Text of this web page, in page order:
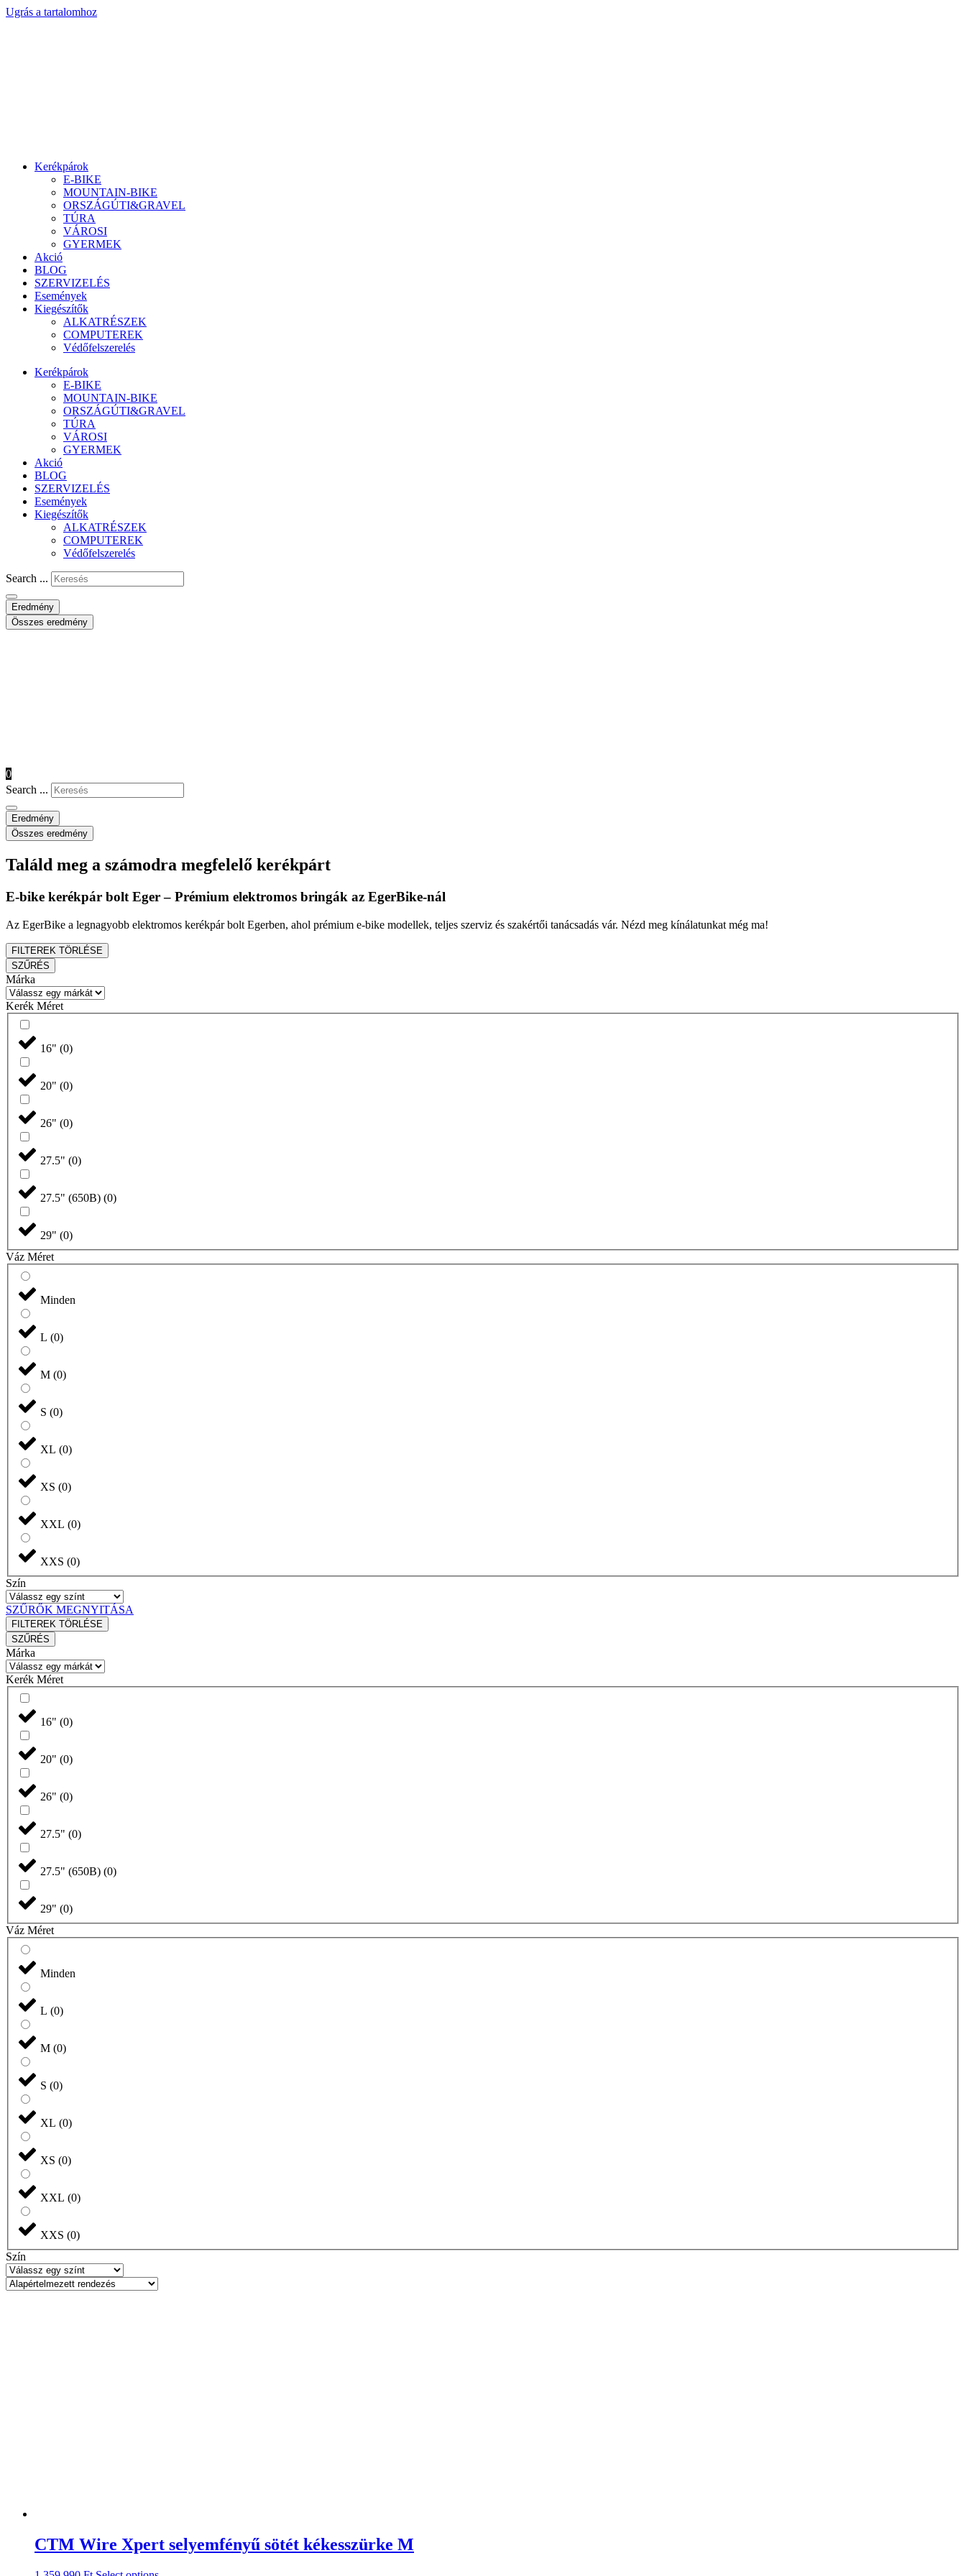
Ugrás a tartalomhoz
Kerékpárok
E-BIKE
MOUNTAIN-BIKE
ORSZÁGÚTI&GRAVEL
TÚRA
VÁROSI
GYERMEK
Akció
BLOG
SZERVIZELÉS
Események
Kiegészítők
ALKATRÉSZEK
COMPUTEREK
Védőfelszerelés
Kerékpárok
E-BIKE
MOUNTAIN-BIKE
ORSZÁGÚTI&GRAVEL
TÚRA
VÁROSI
GYERMEK
Akció
BLOG
SZERVIZELÉS
Események
Kiegészítők
ALKATRÉSZEK
COMPUTEREK
Védőfelszerelés
Search ...
Eredmény
Összes eredmény
0
Search ...
Eredmény
Összes eredmény
Találd meg a számodra megfelelő kerékpárt
E-bike kerékpár bolt Eger – Prémium elektromos bringák az EgerBike-nál
Az EgerBike a legnagyobb elektromos kerékpár bolt Egerben, ahol prémium e-bike modellek, teljes szerviz és szakértői tanácsadás vár. Nézd meg kínálatunkat még ma!
FILTEREK TÖRLÉSE
SZŰRÉS
Márka
Kerék Méret
16" (0)
20" (0)
26" (0)
27.5" (0)
27.5" (650B) (0)
29" (0)
Váz Méret
Minden
L (0)
M (0)
S (0)
XL (0)
XS (0)
XXL (0)
XXS (0)
Szín
SZŰRŐK MEGNYITÁSA
FILTEREK TÖRLÉSE
SZŰRÉS
Márka
Kerék Méret
16" (0)
20" (0)
26" (0)
27.5" (0)
27.5" (650B) (0)
29" (0)
Váz Méret
Minden
L (0)
M (0)
S (0)
XL (0)
XS (0)
XXL (0)
XXS (0)
Szín
CTM Wire Xpert selyemfényű sötét kékesszürke M